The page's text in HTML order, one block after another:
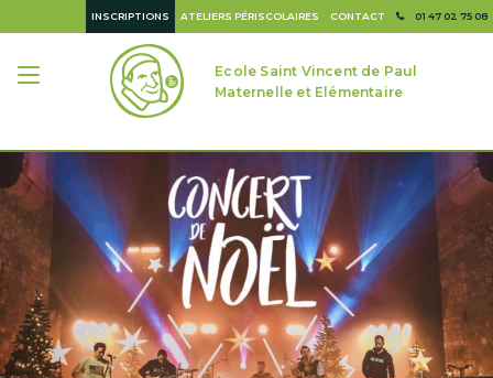
01 47 02 75 08
CONTACT
ATELIERS PÉRISCOLAIRES
INSCRIPTIONS
Ecole Saint Vincent de Paul
Maternelle et Elémentaire